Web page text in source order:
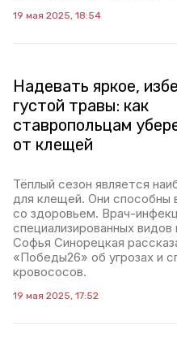
19 мая 2025, 18:54
Надевать яркое,
густой травы: как
ставропольцам
от клещей
Тёплый сезон является
для клещей. Они способны
со здоровьем. Врач-
специализированных
Софья Синорецкая
«Победы26» об угрозах и
кровососов.
19 мая 2025, 17:52